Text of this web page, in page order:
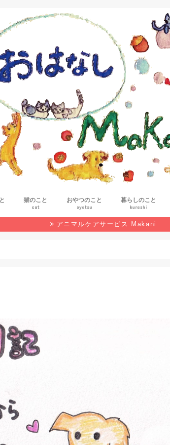
猫のこと
cat
おやつのこと
oyatsu
暮らしのこと
kurashi
野生生物
マンガ
本の感想
環境
アニマルケアサービス Makani